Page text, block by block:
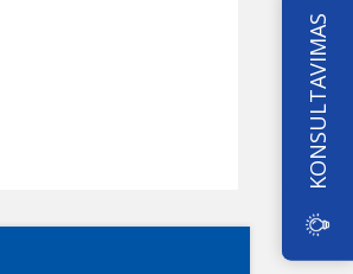
KONSULTAVIMAS